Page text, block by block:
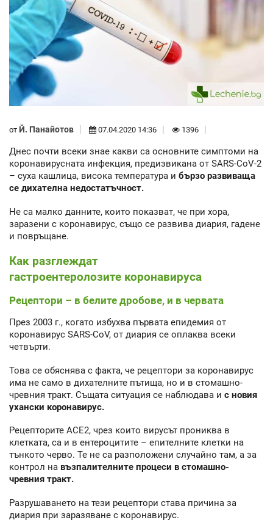
от Й. Панайотов 07.04.2020 14:36 1396
Днес почти всеки знае какви са основните симптоми на
коронавирусната инфекция, предизвикана от SARS-CoV-2
– суха кашлица, висока температура и бързо развиваща
се дихателна недостатъчност.
Не са малко данните, които показват, че при хора,
заразени с коронавирус, също се развива диария, гадене
и повръщане.
Как разглеждат
гастроентеролозите коронавируса
Рецептори – в белите дробове, и в червата
През 2003 г., когато избухва първата епидемия от
коронавирус SARS-CoV, от диария се оплаква всеки
четвърти.
Това се обяснява с факта, че рецептори за коронавирус
има не само в дихателните пътища, но и в стомашно-
чревния тракт. Същата ситуация се наблюдава и с новия
ухански коронавирус.
Рецепторите ACE2, чрез които вирусът прониква в
клетката, са и в ентероцитите – епителните клетки на
тънкото черво. Те не са разположени случайно там, а за
контрол на възпалителните процеси в стомашно-
чревния тракт.
Разрушаването на тези рецептори става причина за
диария при заразяване с коронавирус.